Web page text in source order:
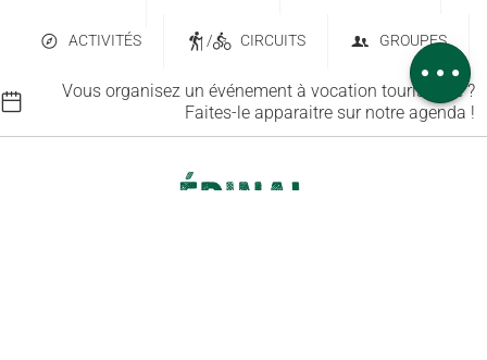
ACTIVITÉS / CIRCUITS GROUPES
Vous organisez un événement à vocation touristique ?
Faites-le apparaitre sur notre agenda !